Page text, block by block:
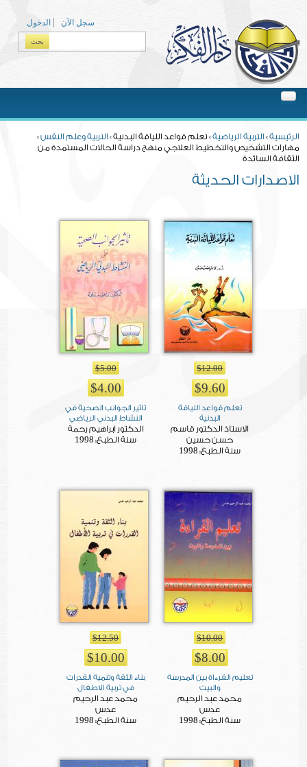
الدخول
سجل الآن
الرئيسية» التربية الرياضية» تعلم قواعد اللياقة البدنية » التربية وعلم النفس»
مهارات التشخيص والتخطيط العلاجي منهج دراسة الحالات المستمدة من
الثقافة السائدة
الاصدارات الحديثة
$12.00
$9.60
تعلم قواعد اللياقة
البدنية
الاستاذ الدكتور قاسم
حسن حسين
سنة الطبع: 1998
$5.00
$4.00
تاثير الجوانب الصحية في
النشاط البدني الرياضي
الدكتور ابراهيم رحمة
سنة الطبع: 1998
$10.00
$8.00
تعليم القرءاة بين المدرسة
والبيت
محمد عبد الرحيم
عدس
سنة الطبع: 1998
$12.50
$10.00
بناء الثقة وتنمية القدرات
في تربية الاطفال
محمد عبد الرحيم
عدس
سنة الطبع: 1998